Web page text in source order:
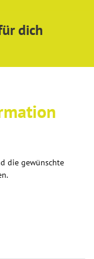
dich
die gewünschte